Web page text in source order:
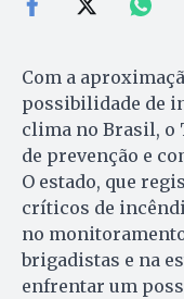
Com a
possibilidade de
clima no Brasil, o
de prevenção e
O estado, que
críticos de
no
brigadistas e na
enfrentar um